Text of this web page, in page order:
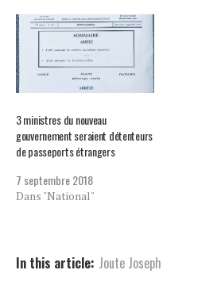
3 ministres du nouveau
gouvernement seraient détenteurs
de passeports étrangers
7 septembre 2018
Dans "National"
In this article: Joute Joseph